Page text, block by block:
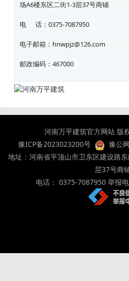
场A6楼东区二街1-3层37号商铺
电 话：0375-7087950
电子邮箱：hnwpjz@126.com
邮政编码：467000
河南万平建筑官方网站 版
豫ICP备2023023200号
豫公
地址：河南省平顶山市卫东区建设路
层37号商
电话： 0375-7087950 举报